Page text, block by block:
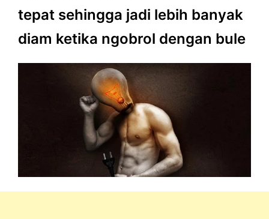
tepat sehingga jadi lebih banyak
diam ketika ngobrol dengan bule